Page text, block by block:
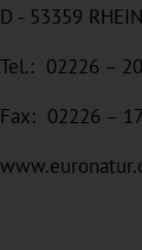
D - 53359
Tel.: 02226 –
Fax: 02226 –